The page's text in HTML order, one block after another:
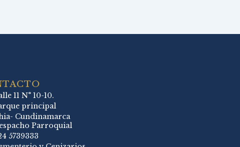
11 N° 10-10.
principal
Cundinamarca
Parroquial
5739333